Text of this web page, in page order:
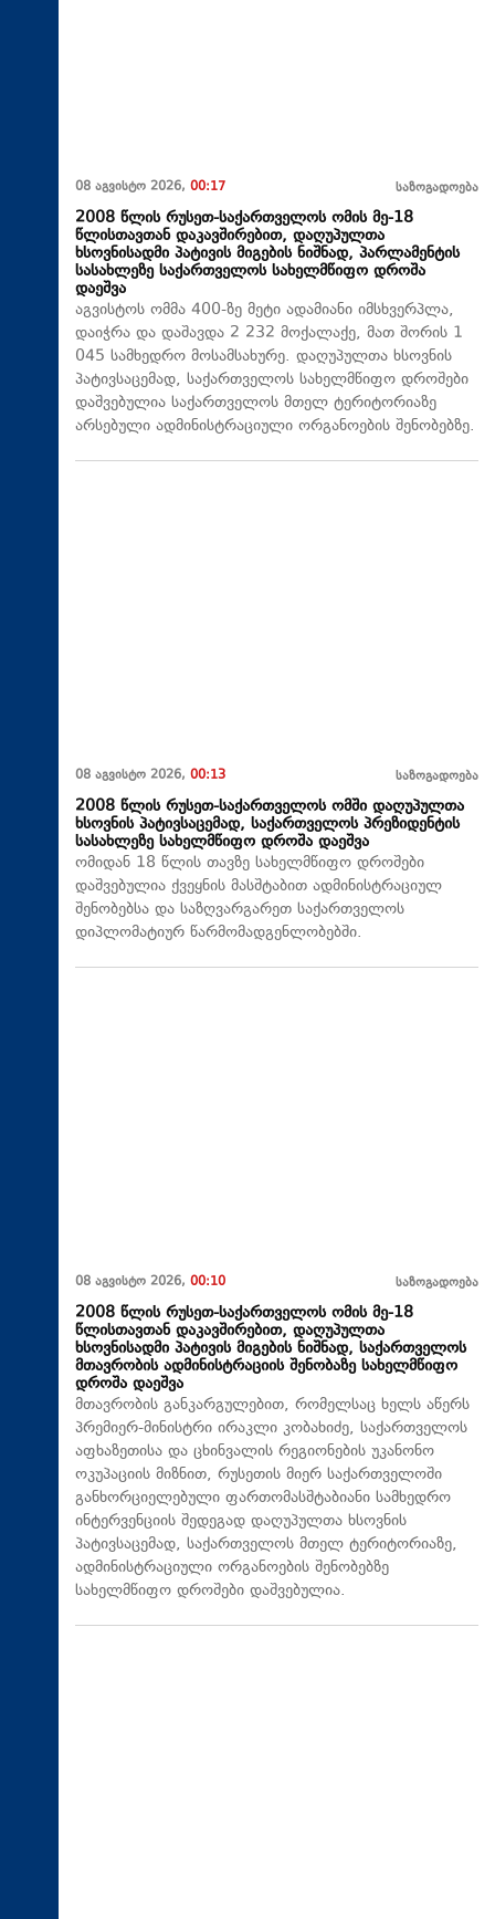
08 აგვისტო 2026, 00:17 საზოგადოება
2008 წლის რუსეთ-საქართველოს ომის მე-18
წლისთავთან დაკავშირებით, დაღუპულთა
ხსოვნისადმი პატივის მიგების ნიშნად, პარლამენტის
სასახლეზე საქართველოს სახელმწიფო დროშა
დაეშვა
აგვისტოს ომმა 400-ზე მეტი ადამიანი იმსხვერპლა,
დაიჭრა და დაშავდა 2 232 მოქალაქე, მათ შორის 1
045 სამხედრო მოსამსახურე. დაღუპულთა ხსოვნის
პატივსაცემად, საქართველოს სახელმწიფო დროშები
დაშვებულია საქართველოს მთელ ტერიტორიაზე
არსებული ადმინისტრაციული ორგანოების შენობებზე.
08 აგვისტო 2026, 00:13 საზოგადოება
2008 წლის რუსეთ-საქართველოს ომში დაღუპულთა
ხსოვნის პატივსაცემად, საქართველოს პრეზიდენტის
სასახლეზე სახელმწიფო დროშა დაეშვა
ომიდან 18 წლის თავზე სახელმწიფო დროშები
დაშვებულია ქვეყნის მასშტაბით ადმინისტრაციულ
შენობებსა და საზღვარგარეთ საქართველოს
დიპლომატიურ წარმომადგენლობებში.
08 აგვისტო 2026, 00:10 საზოგადოება
2008 წლის რუსეთ-საქართველოს ომის მე-18
წლისთავთან დაკავშირებით, დაღუპულთა
ხსოვნისადმი პატივის მიგების ნიშნად, საქართველოს
მთავრობის ადმინისტრაციის შენობაზე სახელმწიფო
დროშა დაეშვა
მთავრობის განკარგულებით, რომელსაც ხელს აწერს
პრემიერ-მინისტრი ირაკლი კობახიძე, საქართველოს
აფხაზეთისა და ცხინვალის რეგიონების უკანონო
ოკუპაციის მიზნით, რუსეთის მიერ საქართველოში
განხორციელებული ფართომასშტაბიანი სამხედრო
ინტერვენციის შედეგად დაღუპულთა ხსოვნის
პატივსაცემად, საქართველოს მთელ ტერიტორიაზე,
ადმინისტრაციული ორგანოების შენობებზე
სახელმწიფო დროშები დაშვებულია.